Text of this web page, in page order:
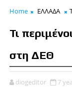
Home ΕΛΛΑΔΑ
Τι
στη ΔΕΘ
diogeditor 7